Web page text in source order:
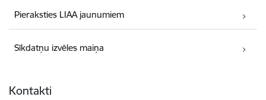
Pieraksties LIAA jaunumiem
Sīkdatņu izvēles maiņa
Kontakti